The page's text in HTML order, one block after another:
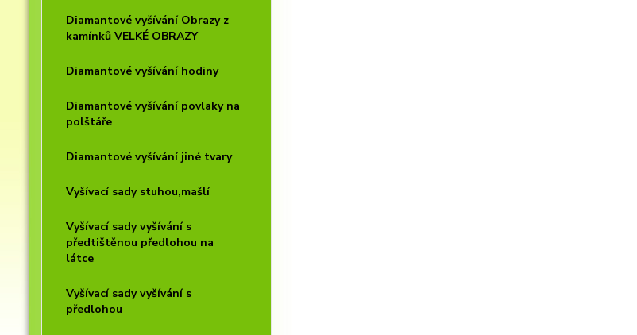
Diamantové vyšívání Obrazy z
kamínků VELKÉ OBRAZY
Diamantové vyšívání hodiny
Diamantové vyšívání povlaky na
polštáře
Diamantové vyšívání jiné tvary
Vyšívací sady stuhou,mašlí
Vyšívací sady vyšívání s
předtištěnou předlohou na
látce
Vyšívací sady vyšívání s
předlohou